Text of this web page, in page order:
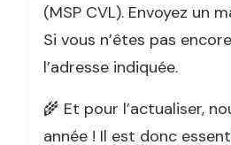
(MSP CVL). Envoyez un
Si vous n’êtes pas
l’adresse indiquée.
🌾 Et pour l’actualiser,
année ! Il est donc